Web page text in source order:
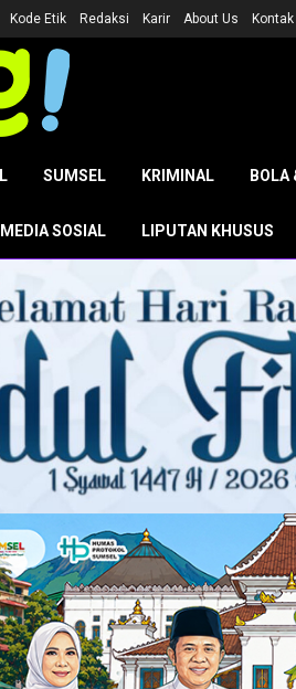
Kode Etik Redaksi Karir About Us Kontak
SUMSEL KRIMINAL BOLA
MEDIA SOSIAL LIPUTAN KHUSUS